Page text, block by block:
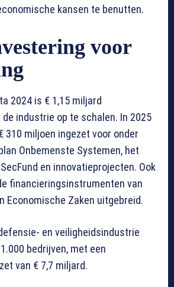
kansen te benutten.
voor
2024 is € 1,15 miljard
industrie op te schalen. In 2025
310 miljoen ingezet voor onder
Onbemenste Systemen, het
en innovatieprojecten. Ook
financieringsinstrumenten van
Economische Zaken uitgebreid.
en veiligheidsindustrie
bedrijven, met een
van € 7,7 miljard.